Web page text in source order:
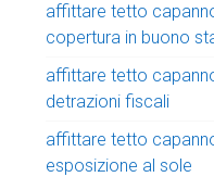
affittare tetto
copertura in buono
affittare tetto
detrazioni fiscali
affittare tetto
esposizione al sole